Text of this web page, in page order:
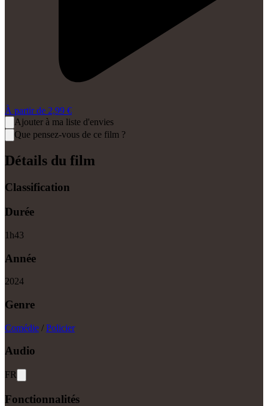
À partir de 2,99 €
Ajouter à ma liste d'envies
Que pensez-vous de ce film ?
Détails du film
Classification
Durée
1 h43
Année
2024
Genre
Comédie / Policier
Audio
FR
Fonctionnalités